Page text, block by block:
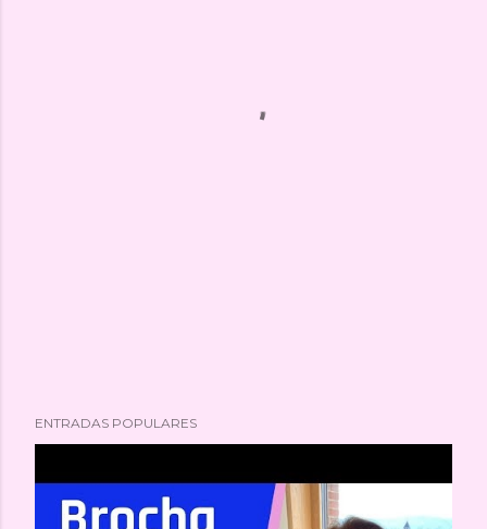
ENTRADAS POPULARES